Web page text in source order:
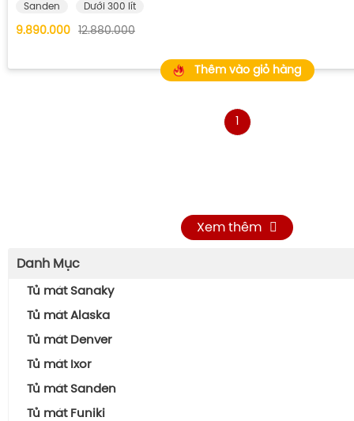
Sanden Dưới 300 lít
9.890.000 12.880.000
Thêm vào giỏ hàng
1
Xem thêm
Danh Mục
Tủ mát Sanaky
Tủ mát Alaska
Tủ mát Denver
Tủ mát Ixor
Tủ mát Sanden
Tủ mát Funiki